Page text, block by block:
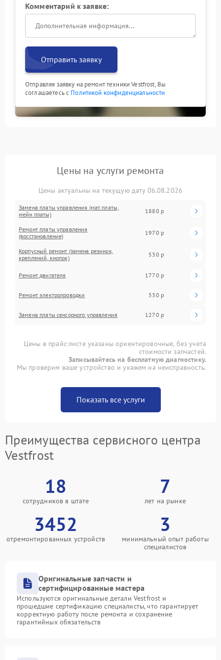
Комментарий к заявке:
Отправить заявку
Отправляя заявку на ремонт техники Vestfrost, Вы
соглашаетесь с Политикой конфиденциальности
Цены на услуги ремонта
Цены актуальны на текущую дату 06.08.2026
Замена платы управления (мат.платы,
мейн платы)
1880 р
Ремонт платы управления
(восстановление)
1970 р
Корпусный ремонт (замена резинок,
креплений, кнопок)
530 р
Ремонт двигателя 1770 р
Ремонт электропроводки 530 р
Замена платы сенсорного управления 1270 р
Цены в прайс-листе указаны ориентировочные, без учета
стоимости запчастей.
Записывайтесь на бесплатную диагностику.
Мы проверим ваше устройство и укажем на неисправность.
Показать все услуги
Преимущества сервисного центра
Vestfrost
18
сотрудников в штате
7
лет на рынке
3452
отремонтированных устройств
3
минимальный опыт работы
специалистов
Оригинальные запчасти и
сертифицированные мастера
Используются оригинальные детали Vestfrost и
прошедшие сертификацию специалисты, что гарантирует
корректную работу после ремонта и сохранение
гарантийных обязательств